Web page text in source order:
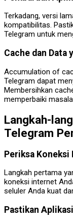
Terkadang, versi
kompatibilitas.
Telegram untuk
Cache dan Data
Accumulation of
Telegram dapat
Membersihkan
memperbaiki
Langkah-
Telegram
Periksa
Langkah pertama
koneksi internet
seluler Anda kuat
Pastikan